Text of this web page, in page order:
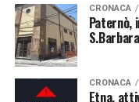
CRONACA
Paternò,
S.Barbara
CRONACA
Etna,